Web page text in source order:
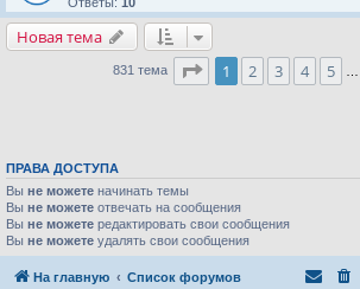
Ответы: 10
Новая тема
831 тема Страница1 из
1 2 3 4 5 …
ПРАВА ДОСТУПА
Вы не можете начинать темы
Вы не можете отвечать на сообщения
Вы не можете редактировать свои сообщения
Вы не можете удалять свои сообщения
На главную Список форумов